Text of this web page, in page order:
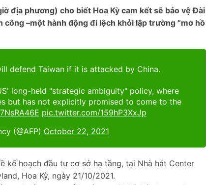
địa phương) cho biết Hoa Kỳ cam kết sẽ bảo vệ Đài
–một hành động đi lệch khỏi lập trường “mơ hồ
defend Taiwan if it is attacked by China.
long-held "strategic ambiguity" policy, where
but has not explicitly promised to come to the
pic.twitter.com/159hP3XxJp
(@AFP) October 22, 2021